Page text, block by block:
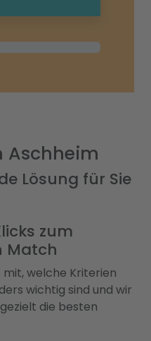
Aschheim
Lösung für Sie
zum
Match
mit, welche Kriterien
wichtig sind und wir
die besten